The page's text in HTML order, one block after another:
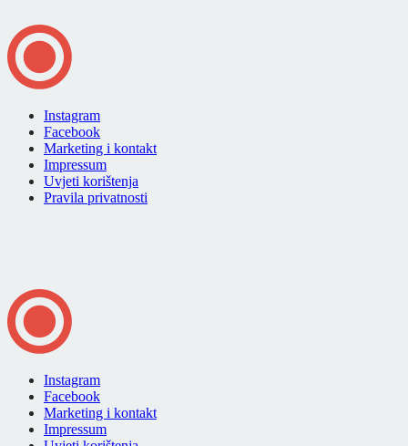
Instagram
Facebook
Marketing i kontakt
Impressum
Uvjeti korištenja
Pravila privatnosti
Instagram
Facebook
Marketing i kontakt
Impressum